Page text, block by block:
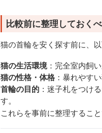
比較前に整理しておく
猫の首輪を安く探す前に、
猫の生活環境：完全室内飼
猫の性格・体格 ：暴れやす
首輪の目的 ：迷子札をつけ
す。
これらを事前に整理するこ